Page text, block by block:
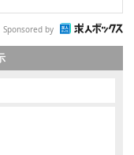
Sponsored by